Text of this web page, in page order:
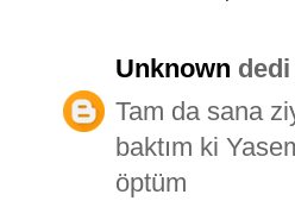
Unknown
Tam da sana
baktım ki
öptüm